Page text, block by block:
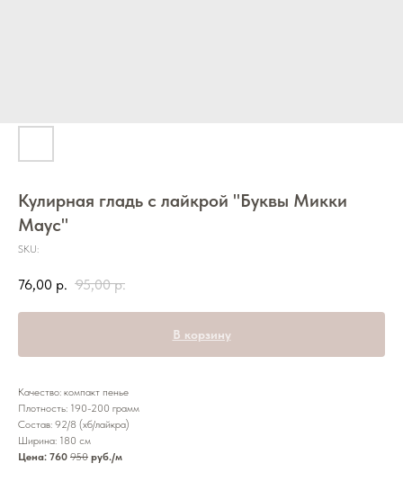
Кулирная гладь с лайкрой "Буквы Микки
Маус"
SKU:
76,00 р. 95,00 р.
В корзину
Качество: компакт пенье
Плотность: 190-200 грамм
Состав: 92/8 (хб/лайкра)
Ширина: 180 см
Цена: 760 950 руб./м